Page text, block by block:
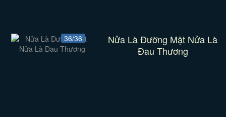
36/36
Nửa Là Đường Mật Nửa Là
Đau Thương